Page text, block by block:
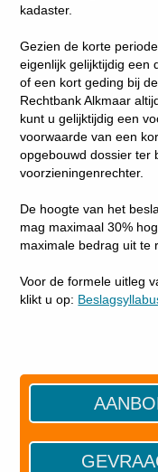
kadaster.
Gezien de korte
eigenlijk gelijktijdig een
of een kort geding bij
Rechtbank Alkmaar
kunt u gelijktijdig een
voorwaarde van een
opgebouwd dossier ter
voorzieningenrechter.
De hoogte van het
mag maximaal 30%
maximale bedrag uit te
Voor de formele uitleg
klikt u op: